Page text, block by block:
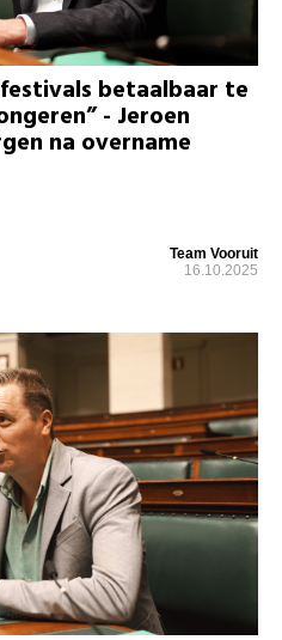
betaalbaar te
- Jeroen
na overname
Team Vooruit
16.10.2025